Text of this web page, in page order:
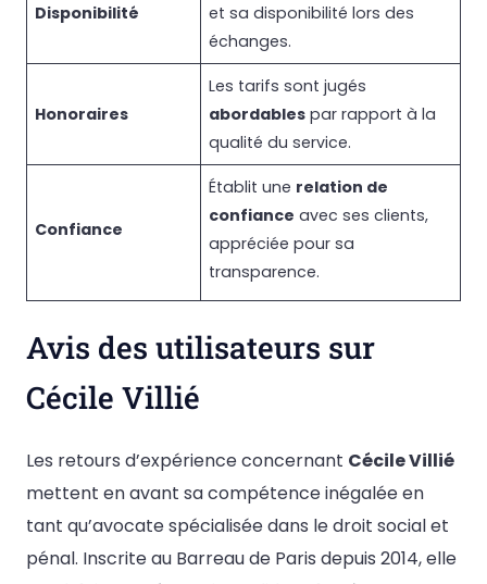
Disponibilité
et sa disponibilité lors des
échanges.
Honoraires
Les tarifs sont jugés
abordables par rapport à la
qualité du service.
Confiance
Établit une relation de
confiance avec ses clients,
appréciée pour sa
transparence.
Avis des utilisateurs sur
Cécile Villié
Les retours d’expérience concernant Cécile Villié
mettent en avant sa compétence inégalée en
tant qu’avocate spécialisée dans le droit social et
pénal. Inscrite au Barreau de Paris depuis 2014, elle